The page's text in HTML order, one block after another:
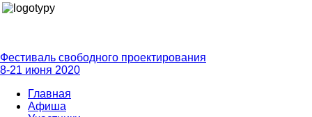
Фестиваль свободного проектирования
8-21 июня 2020
Главная
Афиша